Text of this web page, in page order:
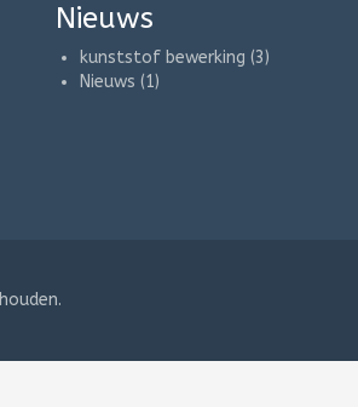
Nieuws
kunststof bewerking (3)
Nieuws (1)